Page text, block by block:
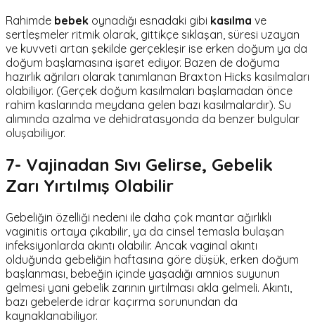
Rahimde bebek oynadığı esnadaki gibi kasılma ve
sertleşmeler ritmik olarak, gittikçe sıklaşan, süresi uzayan
ve kuvveti artan şekilde gerçekleşir ise erken doğum ya da
doğum başlamasına işaret ediyor. Bazen de doğuma
hazırlık ağrıları olarak tanımlanan Braxton Hicks kasılmaları
olabiliyor. (Gerçek doğum kasılmaları başlamadan önce
rahim kaslarında meydana gelen bazı kasılmalardır). Su
alımında azalma ve dehidratasyonda da benzer bulgular
oluşabiliyor.
7- Vajinadan Sıvı Gelirse, Gebelik
Zarı Yırtılmış Olabilir
Gebeliğin özelliği nedeni ile daha çok mantar ağırlıklı
vaginitis ortaya çıkabilir, ya da cinsel temasla bulaşan
infeksiyonlarda akıntı olabilir. Ancak vaginal akıntı
olduğunda gebeliğin haftasına göre düşük, erken doğum
başlanması, bebeğin içinde yaşadığı amnios suyunun
gelmesi yani gebelik zarının yırtılması akla gelmeli. Akıntı,
bazı gebelerde idrar kaçırma sorunundan da
kaynaklanabiliyor.